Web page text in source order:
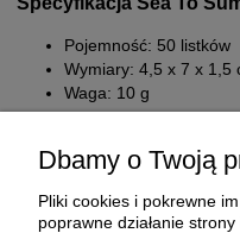
Pojemność: 50 listków
Wymiary: 4,5 x 7 x 1,5
Waga: 10 g
Dbamy o Twoją
Pliki cookies i pokrewne
poprawne działanie